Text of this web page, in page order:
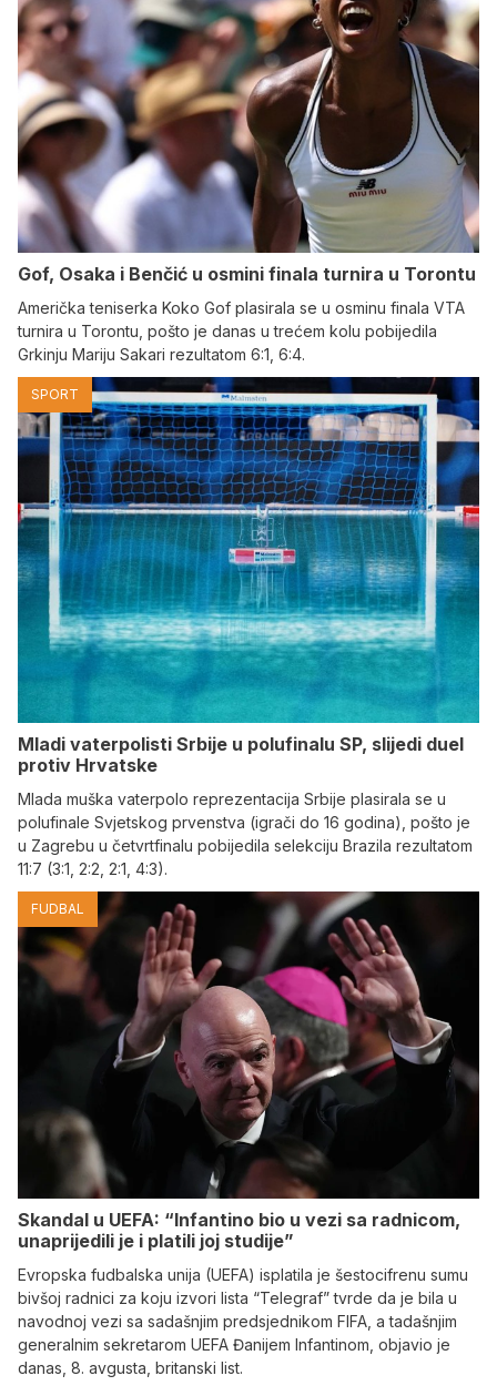
Gof, Osaka i Benčić u osmini finala turnira u Torontu
Američka teniserka Koko Gof plasirala se u osminu finala VTA
turnira u Torontu, pošto je danas u trećem kolu pobijedila
Grkinju Mariju Sakari rezultatom 6:1, 6:4.
SPORT
Mladi vaterpolisti Srbije u polufinalu SP, slijedi duel
protiv Hrvatske
Mlada muška vaterpolo reprezentacija Srbije plasirala se u
polufinale Svjetskog prvenstva (igrači do 16 godina), pošto je
u Zagrebu u četvrtfinalu pobijedila selekciju Brazila rezultatom
11:7 (3:1, 2:2, 2:1, 4:3).
FUDBAL
Skandal u UEFA: “Infantino bio u vezi sa radnicom,
unaprijedili je i platili joj studije”
Evropska fudbalska unija (UEFA) isplatila je šestocifrenu sumu
bivšoj radnici za koju izvori lista “Telegraf” tvrde da je bila u
navodnoj vezi sa sadašnjim predsjednikom FIFA, a tadašnjim
generalnim sekretarom UEFA Đanijem Infantinom, objavio je
danas, 8. avgusta, britanski list.